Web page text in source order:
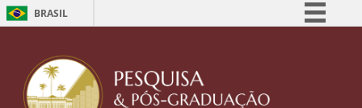
BRASIL
Participe